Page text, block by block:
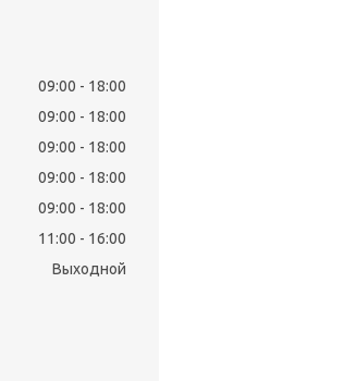
09:00
18:00
09:00
18:00
09:00
18:00
09:00
18:00
09:00
18:00
11:00
16:00
Выходной